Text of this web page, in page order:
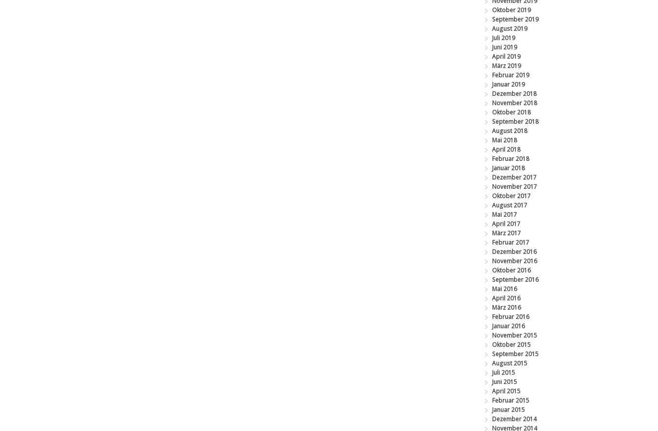
Oktober 2019
September 2019
August 2019
Juli 2019
Juni 2019
April 2019
März 2019
Februar 2019
Januar 2019
Dezember 2018
November 2018
Oktober 2018
September 2018
August 2018
Mai 2018
April 2018
Februar 2018
Januar 2018
Dezember 2017
November 2017
Oktober 2017
August 2017
Mai 2017
April 2017
März 2017
Februar 2017
Dezember 2016
November 2016
Oktober 2016
September 2016
Mai 2016
April 2016
März 2016
Februar 2016
Januar 2016
November 2015
Oktober 2015
September 2015
August 2015
Juli 2015
Juni 2015
April 2015
Februar 2015
Januar 2015
Dezember 2014
November 2014